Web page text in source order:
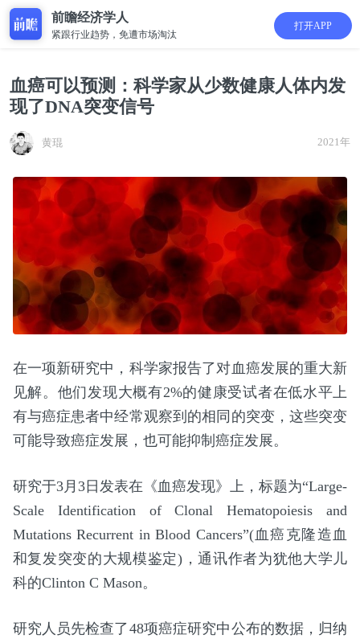
前瞻经济学人
紧跟行业趋势，免遭市场淘汰
打开APP
血癌可以预测：科学家从少数健康人体内发
现了DNA突变信号
黄琨 2021年
在一项新研究中，科学家报告了对血癌发展的重大新
见解。他们发现大概有2%的健康受试者在低水平上
有与癌症患者中经常观察到的相同的突变，这些突变
可能导致癌症发展，也可能抑制癌症发展。
研究于3月3日发表在《血癌发现》上，标题为“Large-
Scale Identification of Clonal Hematopoiesis and
Mutations Recurrent in Blood Cancers”(血癌克隆造血
和复发突变的大规模鉴定)，通讯作者为犹他大学儿
科的Clinton C Mason。
研究人员先检查了48项癌症研究中公布的数据，归纳